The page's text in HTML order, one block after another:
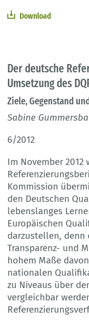
Download
Der deutsche
Umsetzung des
Ziele, Gegenstand
Sabine
6/2012
Im November
Kommission
den Deutschen
lebenslanges
Europäischen
darzustellen, denn
Transparenz- und
hohem Maße
nationalen
zu Niveaus über
vergleichbar